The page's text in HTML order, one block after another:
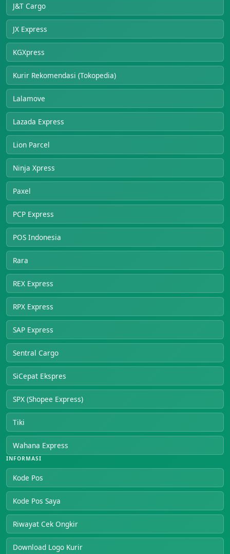
J&T Cargo
JX Express
KGXpress
Kurir Rekomendasi (Tokopedia)
Lalamove
Lazada Express
Lion Parcel
Ninja Xpress
Paxel
PCP Express
POS Indonesia
Rara
REX Express
RPX Express
SAP Express
Sentral Cargo
SiCepat Ekspres
SPX (Shopee Express)
Tiki
Wahana Express
INFORMASI
Kode Pos
Kode Pos Saya
Riwayat Cek Ongkir
Download Logo Kurir